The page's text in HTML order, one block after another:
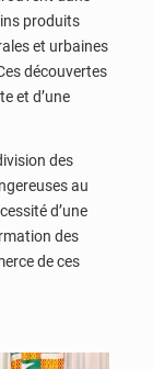
produits
et urbaines
découvertes
et d’une
des
au
d’une
des
de ces